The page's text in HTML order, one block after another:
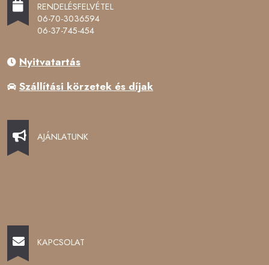
RENDELÉSFELVÉTEL
06-70-3036594
06-37-745-454
Nyitvatartás
Szállítási körzetek és díjak
AJÁNLATUNK
KAPCSOLAT